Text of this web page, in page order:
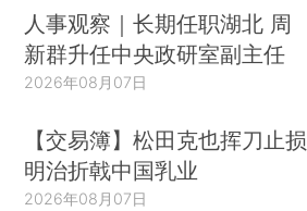
人事观察｜长期任职湖北 周
新群升任中央政研室副主任
2026年08月07日
【交易簿】松田克也挥刀止损
明治折戟中国乳业
2026年08月07日